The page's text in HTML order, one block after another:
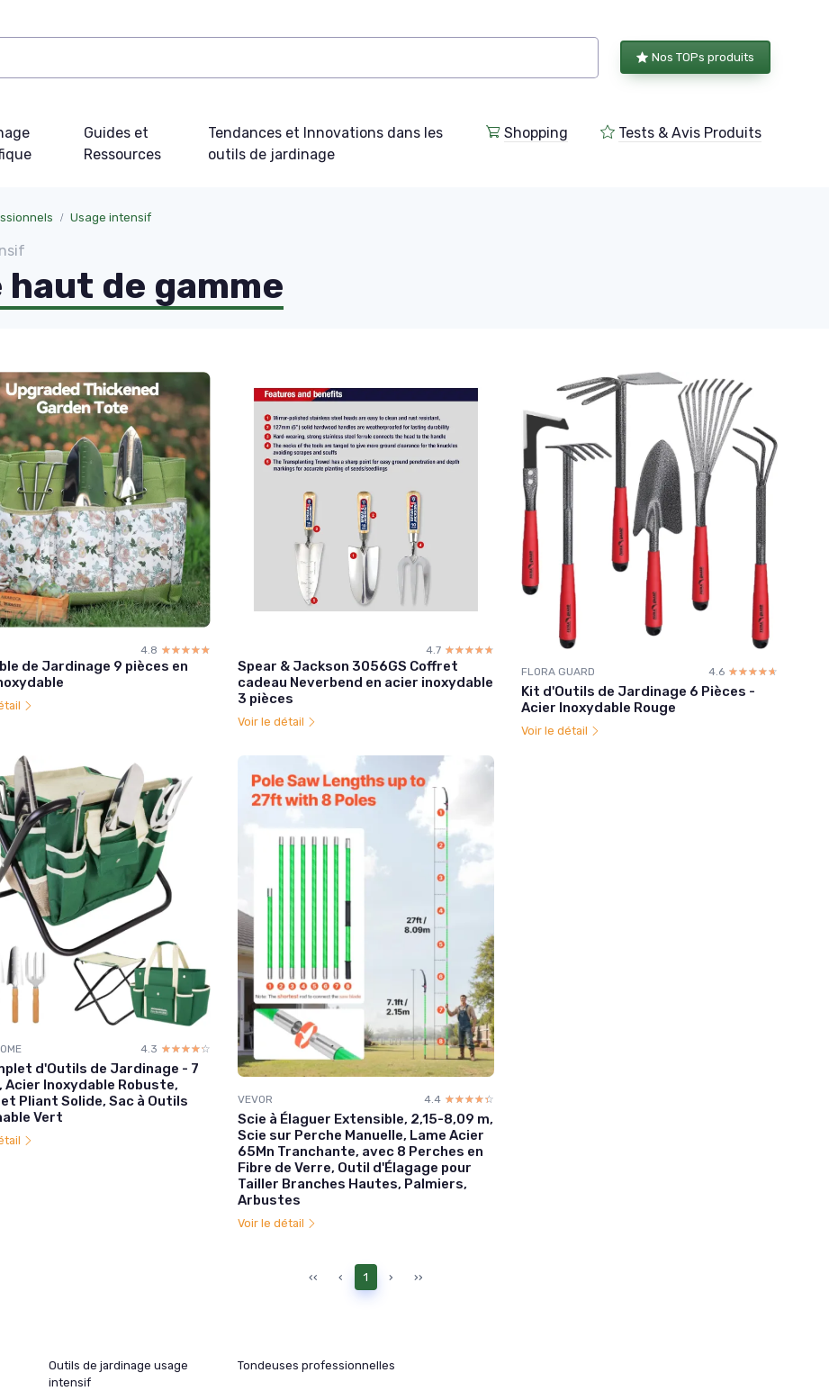
Nos TOPs produits
Guides et
Ressources
Tendances et Innovations dans les
outils de jardinage
Shopping Tests & Avis Produits
Usage intensif
de gamme
4.8 ☆☆☆☆☆
★★★★★
de Jardinage 9 pièces en
4.7 ☆☆☆☆☆
★★★★★
Spear & Jackson 3056GS Coffret
cadeau Neverbend en acier inoxydable
3 pièces
Voir le détail
FLORA GUARD 4.6 ☆☆☆☆☆
★★★★★
Kit d'Outils de Jardinage 6 Pièces -
Acier Inoxydable Rouge
Voir le détail
4.3 ☆☆☆☆☆
★★★★★
d'Outils de Jardinage - 7
Acier Inoxydable Robuste,
Pliant Solide, Sac à Outils
Vert
VEVOR 4.4 ☆☆☆☆☆
★★★★★
Scie à Élaguer Extensible, 2,15-8,09 m,
Scie sur Perche Manuelle, Lame Acier
65Mn Tranchante, avec 8 Perches en
Fibre de Verre, Outil d'Élagage pour
Tailler Branches Hautes, Palmiers,
Arbustes
Voir le détail
‹‹ ‹ 1 › ››
Outils de jardinage usage
intensif
Tondeuses professionnelles